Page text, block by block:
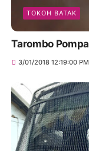
TOKOH BATAK
Tarombo
3/01/2018 12:19:00 PM